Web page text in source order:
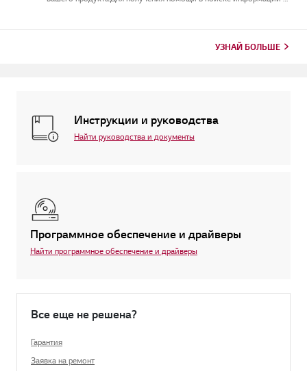
УЗНАЙ БОЛЬШЕ
Инструкции и руководства
Найти руководства и документы
Программное обеспечение и драйверы
Найти программное обеспечение и драйверы
Все еще не решена?
Гарантия
Заявка на ремонт